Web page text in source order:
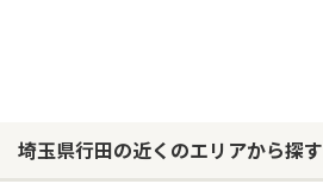
埼玉県行田の近くのエリアから探す